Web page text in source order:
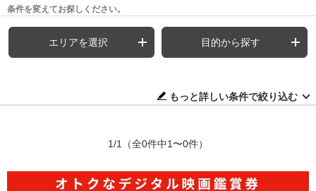
条件を変えてお探しください。
エリアを選択 目的から探す
もっと詳しい条件で絞り込む
1/1 （全0件中1〜0件）